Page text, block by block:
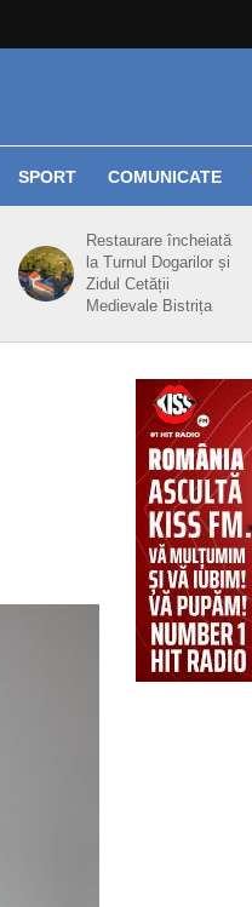
SPORT COMUNICATE
Restaurare încheiată
la Turnul Dogarilor și
Zidul Cetății
Medievale Bistrița